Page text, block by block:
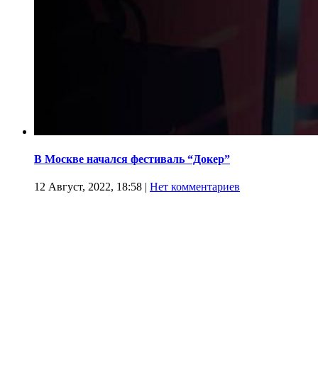
В Москве начался фестиваль “Докер”
12 Август, 2022, 18:58 | Нет комментариев